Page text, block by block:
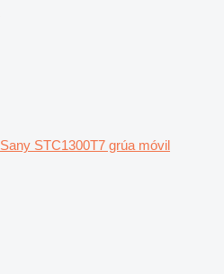
Sany STC1300T7 grúa móvil